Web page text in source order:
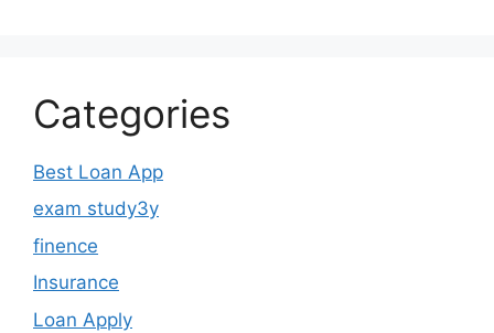
Categories
Best Loan App
exam study3y
finence
Insurance
Loan Apply